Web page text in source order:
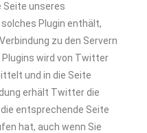
Seite unseres
Plugin enthält,
zu den Servern
wird von Twitter
und in die Seite
erhält Twitter die
entsprechende Seite
hat, auch wenn Sie